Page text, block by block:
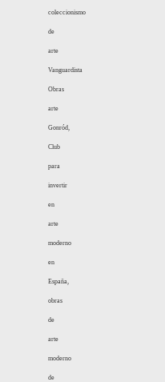
coleccionismo
de
arte
Vanguardista
Obras
arte
Gonród,
Club
para
invertir
en
arte
moderno
en
España,
obras
de
arte
moderno
de